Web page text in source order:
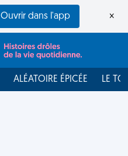
Ouvrir dans l'app ×
ALÉATOIRE ÉPICÉE LE